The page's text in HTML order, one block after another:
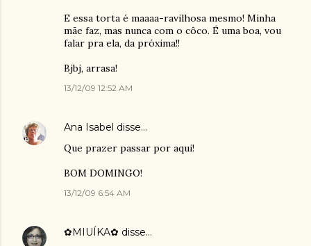
E essa torta é maaaa-ravilhosa mesmo! Minha
mãe faz, mas nunca com o côco. É uma boa, vou
falar pra ela, da próxima!!
Bjbj, arrasa!
13/12/09 12:52 AM
Ana Isabel disse…
Que prazer passar por aqui!
BOM DOMINGO!
13/12/09 6:54 AM
✿MIUÍKA✿ disse…